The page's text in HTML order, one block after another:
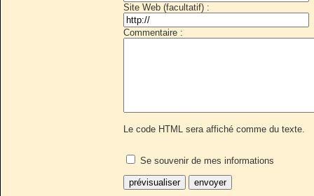
Site Web (facultatif) :
Commentaire :
Le code HTML sera affiché comme du texte.
Se souvenir de mes informations